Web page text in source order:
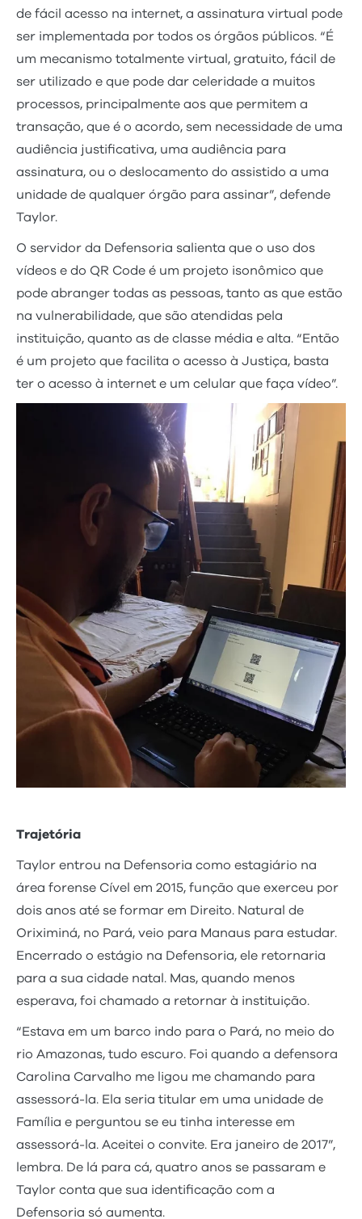
de fácil acesso na internet, a assinatura virtual pode
ser implementada por todos os órgãos públicos. “É
um mecanismo totalmente virtual, gratuito, fácil de
ser utilizado e que pode dar celeridade a muitos
processos, principalmente aos que permitem a
transação, que é o acordo, sem necessidade de uma
audiência justificativa, uma audiência para
assinatura, ou o deslocamento do assistido a uma
unidade de qualquer órgão para assinar”, defende
Taylor.
O servidor da Defensoria salienta que o uso dos
vídeos e do QR Code é um projeto isonômico que
pode abranger todas as pessoas, tanto as que estão
na vulnerabilidade, que são atendidas pela
instituição, quanto as de classe média e alta. “Então
é um projeto que facilita o acesso à Justiça, basta
ter o acesso à internet e um celular que faça vídeo”.
Trajetória
Taylor entrou na Defensoria como estagiário na
área forense Cível em 2015, função que exerceu por
dois anos até se formar em Direito. Natural de
Oriximiná, no Pará, veio para Manaus para estudar.
Encerrado o estágio na Defensoria, ele retornaria
para a sua cidade natal. Mas, quando menos
esperava, foi chamado a retornar à instituição.
“Estava em um barco indo para o Pará, no meio do
rio Amazonas, tudo escuro. Foi quando a defensora
Carolina Carvalho me ligou me chamando para
assessorá-la. Ela seria titular em uma unidade de
Família e perguntou se eu tinha interesse em
assessorá-la. Aceitei o convite. Era janeiro de 2017”,
lembra. De lá para cá, quatro anos se passaram e
Taylor conta que sua identificação com a
Defensoria só aumenta.